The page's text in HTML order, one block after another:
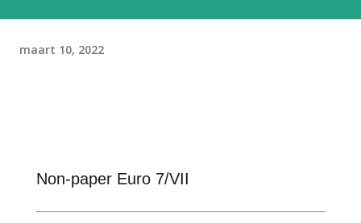
maart 10, 2022
Non-paper Euro 7/VII